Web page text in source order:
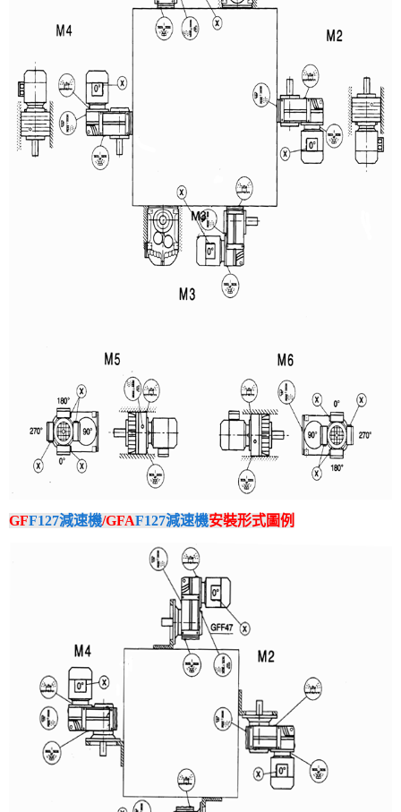
GFF127減速機/GFAF127減速機安裝形式圖例